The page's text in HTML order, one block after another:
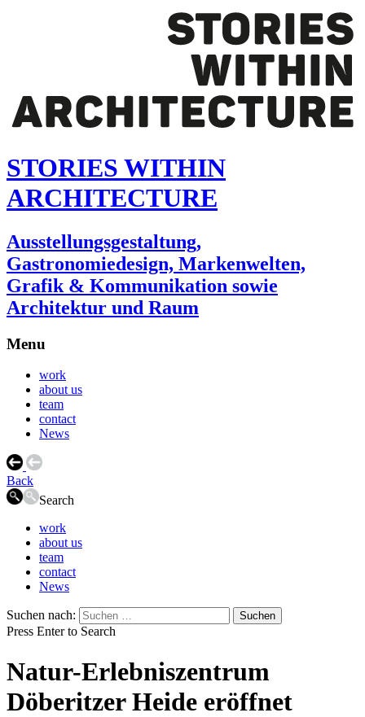
STORIES WITHIN
ARCHITECTURE
Ausstellungsgestaltung,
Gastronomiedesign, Markenwelten,
Grafik & Kommunikation sowie
Architektur und Raum
Menu
work
about us
team
contact
News
Back
Search
work
about us
team
contact
News
Suchen nach:
Press Enter to Search
Natur-Erlebniszentrum
Döberitzer Heide eröffnet